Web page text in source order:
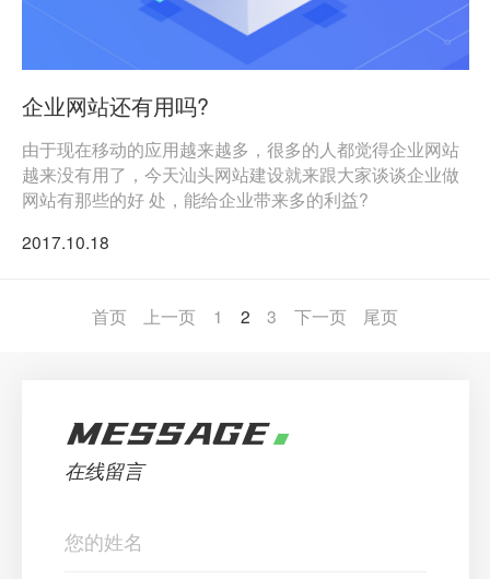
企业网站还有用吗?
由于现在移动的应用越来越多，很多的人都觉得企业网站
越来没有用了，今天汕头网站建设就来跟大家谈谈企业做
网站有那些的好 处，能给企业带来多的利益?
2017.10.18
首页 上一页 1 2 3 下一页 尾页
MESSAGE
在线留言